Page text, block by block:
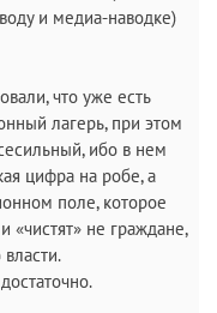
и медиа-наводке)
что уже есть
лагерь, при этом
ибо в нем
цифра на робе, а
поле, которое
«чистят» не граждане,